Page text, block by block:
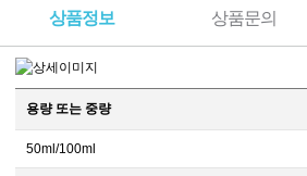
상품정보 상품문의
용량 또는 중량
50ml/100ml